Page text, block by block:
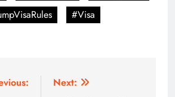
#Visa
Next: